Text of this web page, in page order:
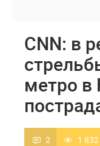
CNN: в
метро
2 1 832